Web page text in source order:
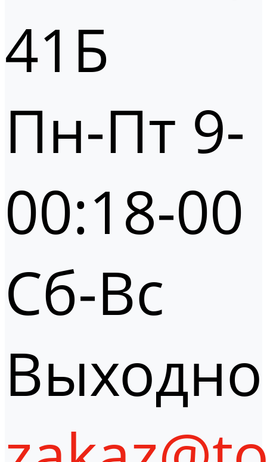
41Б
Пн-Пт 9-
00:18-00
Сб-Вс